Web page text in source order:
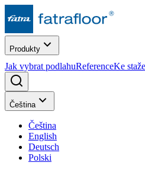
Produkty
Jak vybrat podlahuReferenceKe
Čeština
Čeština
English
Deutsch
Polski